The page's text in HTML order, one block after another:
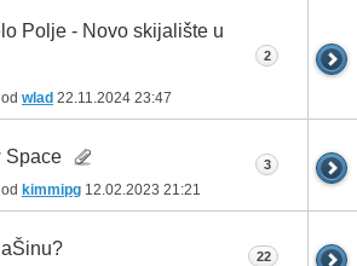
Polje - Novo skijalište u
wlad 22.11.2024 23:47
2
Space
kimmipg 12.02.2023 21:21
3
22